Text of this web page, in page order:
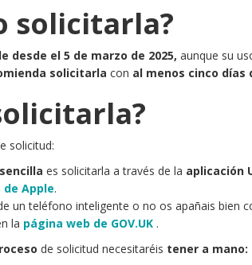
solicitarla?
desde el 5 de marzo de 2025, aunque su
solicitarla con al menos cinco días
solicitud:
es solicitarla a través de la aplicación
de Apple.
un teléfono inteligente o no os apañais bien
la página web de GOV.UK .
de solicitud necesitaréis tener a mano: